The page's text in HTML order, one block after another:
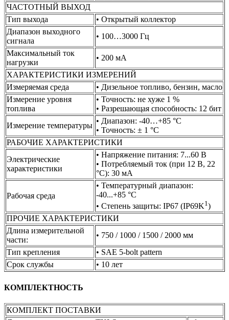
ЧАСТОТНЫЙ ВЫХОД
Тип выхода
• Открытый коллектор
Диапазон выходного
сигнала
• 100…3000 Гц
Максимальный ток
нагрузки
• 200 мА
ХАРАКТЕРИСТИКИ ИЗМЕРЕНИЙ
Измеряемая среда
• Дизельное топливо, бензин, масло
Измерение уровня
топлива
• Точность: не хуже 1 %
• Разрешающая способность: 12 бит
Измерение температуры
• Диапазон: -40…+85 °С
• Точность: ± 1 °С
РАБОЧИЕ ХАРАКТЕРИСТИКИ
Электрические
характеристики
• Напряжение питания: 7...60 В
• Потребляемый ток (при 12 В, 22
°С): 30 мА
Рабочая среда
• Температурный диапазон:
-40...+85 °С
• Степень защиты: IP67 (IP69K1)
ПРОЧИЕ ХАРАКТЕРИСТИКИ
Длина измерительной
части:
• 750 / 1000 / 1500 / 2000 мм
Тип крепления
• SAE 5-bolt pattern
Срок службы
• 10 лет
КОМПЛЕКТНОСТЬ
КОМПЛЕКТ ПОСТАВКИ